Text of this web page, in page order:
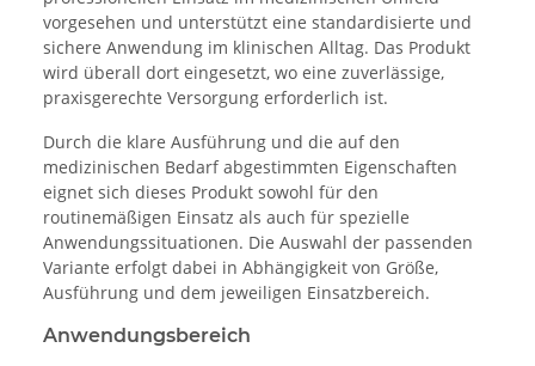
vorgesehen und unterstützt eine standardisierte und
sichere Anwendung im klinischen Alltag. Das Produkt
wird überall dort eingesetzt, wo eine zuverlässige,
praxisgerechte Versorgung erforderlich ist.
Durch die klare Ausführung und die auf den
medizinischen Bedarf abgestimmten Eigenschaften
eignet sich dieses Produkt sowohl für den
routinemäßigen Einsatz als auch für spezielle
Anwendungssituationen. Die Auswahl der passenden
Variante erfolgt dabei in Abhängigkeit von Größe,
Ausführung und dem jeweiligen Einsatzbereich.
Anwendungsbereich